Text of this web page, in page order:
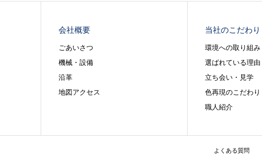
会社概要
ごあいさつ
機械・設備
沿革
地図アクセス
当社のこだわり
環境への取り組み
選ばれている理由
立ち会い・見学
色再現のこだわり
職人紹介
よくある質問